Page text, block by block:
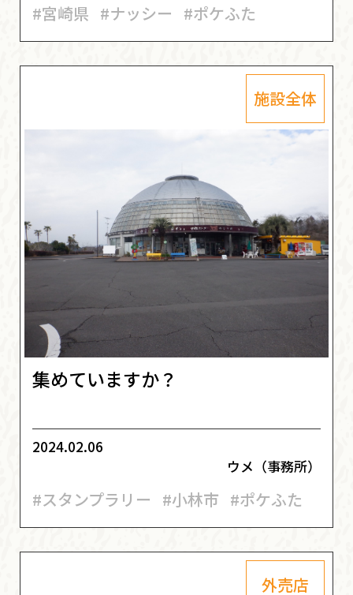
#宮崎県 #ナッシー #ポケふた
施設全体
集めていますか？
2024.02.06
ウメ（事務所）
#スタンプラリー #小林市 #ポケふた
外売店